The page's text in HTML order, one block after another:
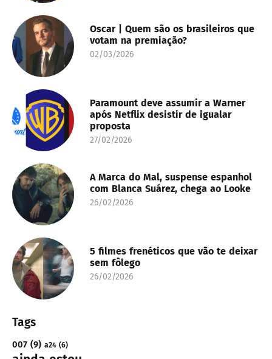
Oscar | Quem são os brasileiros que
votam na premiação?
02/03/2026
Paramount deve assumir a Warner
após Netflix desistir de igualar
proposta
27/02/2026
A Marca do Mal, suspense espanhol
com Blanca Suárez, chega ao Looke
26/02/2026
5 filmes frenéticos que vão te deixar
sem fôlego
26/02/2026
Tags
007 (9) a24 (6)